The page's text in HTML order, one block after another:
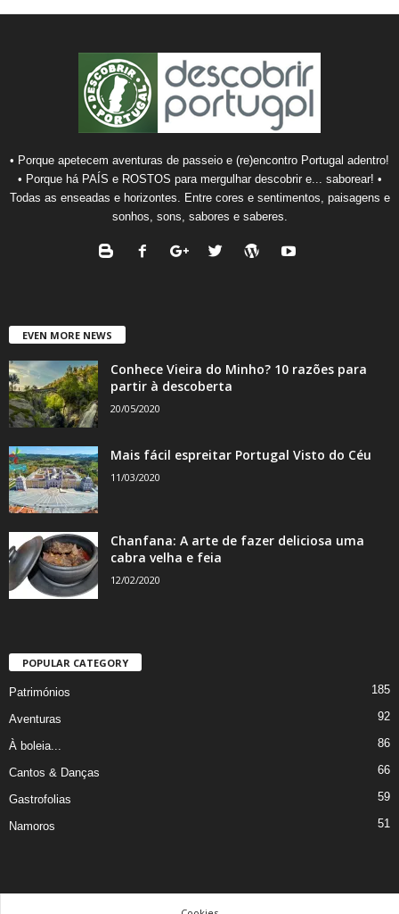
• Porque apetecem aventuras de passeio e (re)encontro Portugal adentro!
• Porque há PAÍS e ROSTOS para mergulhar descobrir e... saborear! •
Todas as enseadas e horizontes. Entre cores e sentimentos, paisagens e
sonhos, sons, sabores e saberes.
EVEN MORE NEWS
Conhece Vieira do Minho? 10 razões para
partir à descoberta
20/05/2020
Mais fácil espreitar Portugal Visto do Céu
11/03/2020
Chanfana: A arte de fazer deliciosa uma
cabra velha e feia
12/02/2020
POPULAR CATEGORY
Patrimónios 185
Aventuras 92
À boleia... 86
Cantos & Danças 66
Gastrofolias 59
Namoros 51